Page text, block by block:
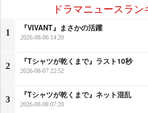
ドラマニュースラ
1
『VIVANT』まさかの活躍
2026-08-06 14:20
2
『Tシャツが乾くまで』ラスト10秒
2026-08-07 22:52
3
『Tシャツが乾くまで』ネット混乱
2026-08-08 07:20